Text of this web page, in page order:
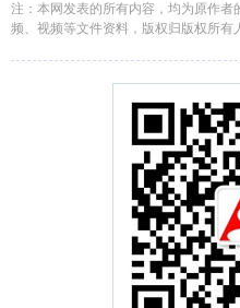
注：本网发表的所有内容，均为原作
频、视频等文件资料，版权归版权所有